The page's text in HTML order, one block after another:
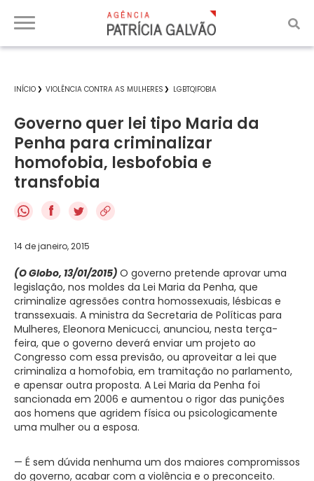
INÍCIO VIOLÊNCIA CONTRA AS MULHERES LGBTQIFOBIA
Governo quer lei tipo Maria da
Penha para criminalizar
homofobia, lesbofobia e
transfobia
f
14 de janeiro, 2015
(O Globo, 13/01/2015) O governo pretende aprovar uma
legislação, nos moldes da Lei Maria da Penha, que
criminalize agressões contra homossexuais, lésbicas e
transsexuais. A ministra da Secretaria de Políticas para
Mulheres, Eleonora Menicucci, anunciou, nesta terça-
feira, que o governo deverá enviar um projeto ao
Congresso com essa previsão, ou aproveitar a lei que
criminaliza a homofobia, em tramitação no parlamento,
e apensar outra proposta. A Lei Maria da Penha foi
sancionada em 2006 e aumentou o rigor das punições
aos homens que agridem física ou psicologicamente
uma mulher ou a esposa.
— É sem dúvida nenhuma um dos maiores compromissos
do governo, acabar com a violência e o preconceito.